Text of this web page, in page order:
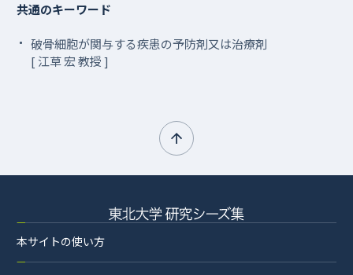
共通のキーワード
破骨細胞が関与する疾患の予防剤又は治療剤
[ 江草 宏 教授 ]
本サイトの使い方